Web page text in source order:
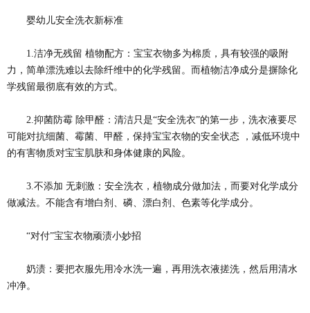
婴幼儿安全洗衣新标准
1.洁净无残留 植物配方：宝宝衣物多为棉质，具有较强的吸附
力，简单漂洗难以去除纤维中的化学残留。而植物洁净成分是摒除化
学残留最彻底有效的方式。
2.抑菌防霉 除甲醛：清洁只是“安全洗衣”的第一步，洗衣液要尽
可能对抗细菌、霉菌、甲醛，保持宝宝衣物的安全状态 ，减低环境中
的有害物质对宝宝肌肤和身体健康的风险。
3.不添加 无刺激：安全洗衣，植物成分做加法，而要对化学成分
做减法。不能含有增白剂、磷、漂白剂、色素等化学成分。
“对付”宝宝衣物顽渍小妙招
奶渍：要把衣服先用冷水洗一遍，再用洗衣液搓洗，然后用清水
冲净。